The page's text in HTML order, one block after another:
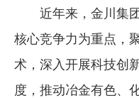
近年来，金川集
核心竞争力为重点，
术，深入开展科技创
度，推动冶金有色、